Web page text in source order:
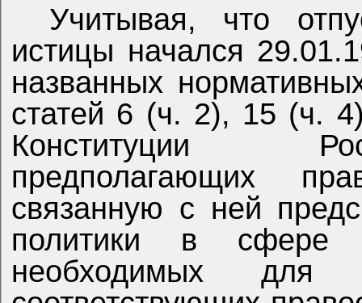
Учитывая, что
истицы начался
названных
статей 6 (ч. 2), 15 (ч.
Конституции
предполагающих
связанную с ней
политики в сфере
необходимых для